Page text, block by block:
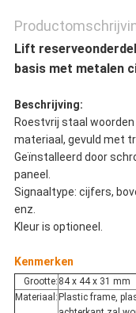
Lift
basis met metalen
Beschrijving:
Roestvrij staal
materiaal, gevuld met
Geïnstalleerd door
paneel.
Signaaltype: cijfers,
enz.
Kleur is optioneel.
Kenmerken
Grootte: 84 x 44 x 31 mm
Materiaal: Plastic frame,